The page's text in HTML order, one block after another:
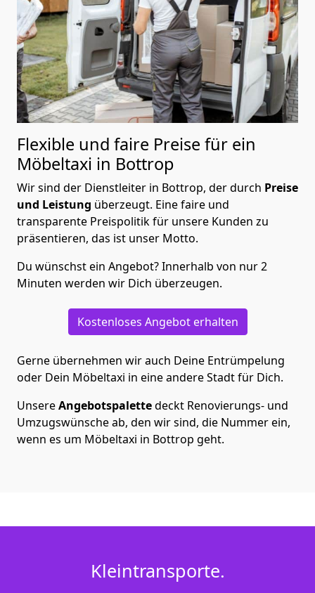
Flexible und faire Preise für ein
Möbeltaxi in Bottrop
Wir sind der Dienstleiter in Bottrop, der durch Preise
und Leistung überzeugt. Eine faire und
transparente Preispolitik für unsere Kunden zu
präsentieren, das ist unser Motto.
Du wünschst ein Angebot? Innerhalb von nur 2
Minuten werden wir Dich überzeugen.
Kostenloses Angebot erhalten
Gerne übernehmen wir auch Deine Entrümpelung
oder Dein Möbeltaxi in eine andere Stadt für Dich.
UnsereAngebotspalettedeckt Renovierungs- und
Umzugswünsche ab, den wir sind, die Nummer ein,
wenn es um Möbeltaxi in Bottrop geht.
Kleintransporte.